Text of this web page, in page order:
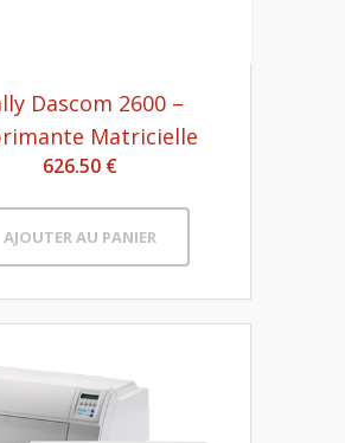
Dascom 2600 –
Matricielle
626.50 €
AJOUTER AU PANIER